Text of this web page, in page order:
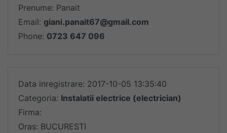
Prenume: Panait
Email: giani.panait67@gmail.com
Phone: 0723 647 096
Data inregistrare: 2017-10-05 13:35:40
Categoria: Instalatii electrice (electrician)
Firma:
Oras: BUCURESTI